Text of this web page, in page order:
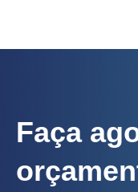
Faça